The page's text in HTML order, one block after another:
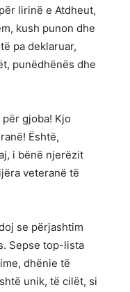
lirinë e Atdheut,
kush punon dhe
pa deklaruar,
punëdhënës dhe
gjoba! Kjo
Është,
i bënë njerëzit
veteranë të
se përjashtim
Sepse top-lista
dhënie të
unik, të cilët, si